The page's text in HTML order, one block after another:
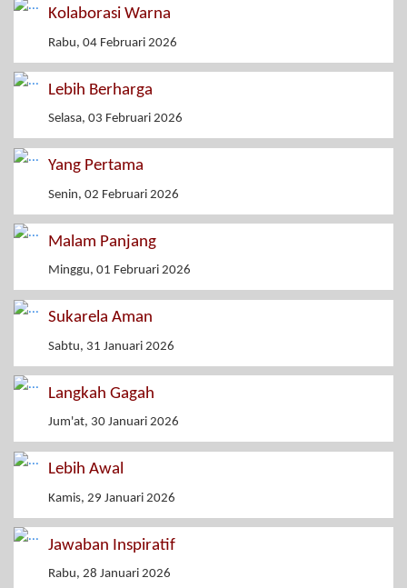
Kolaborasi Warna
Rabu, 04 Februari 2026
Lebih Berharga
Selasa, 03 Februari 2026
Yang Pertama
Senin, 02 Februari 2026
Malam Panjang
Minggu, 01 Februari 2026
Sukarela Aman
Sabtu, 31 Januari 2026
Langkah Gagah
Jum'at, 30 Januari 2026
Lebih Awal
Kamis, 29 Januari 2026
Jawaban Inspiratif
Rabu, 28 Januari 2026